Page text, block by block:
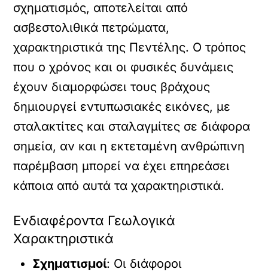
σχηματισμός, αποτελείται από
ασβεστολιθικά πετρώματα,
χαρακτηριστικά της Πεντέλης. Ο τρόπος
που ο χρόνος και οι φυσικές δυνάμεις
έχουν διαμορφώσει τους βράχους
δημιουργεί εντυπωσιακές εικόνες, με
σταλακτίτες και σταλαγμίτες σε διάφορα
σημεία, αν και η εκτεταμένη ανθρώπινη
παρέμβαση μπορεί να έχει επηρεάσει
κάποια από αυτά τα χαρακτηριστικά.
Ενδιαφέροντα Γεωλογικά
Χαρακτηριστικά
Σχηματισμοί: Οι διάφοροι